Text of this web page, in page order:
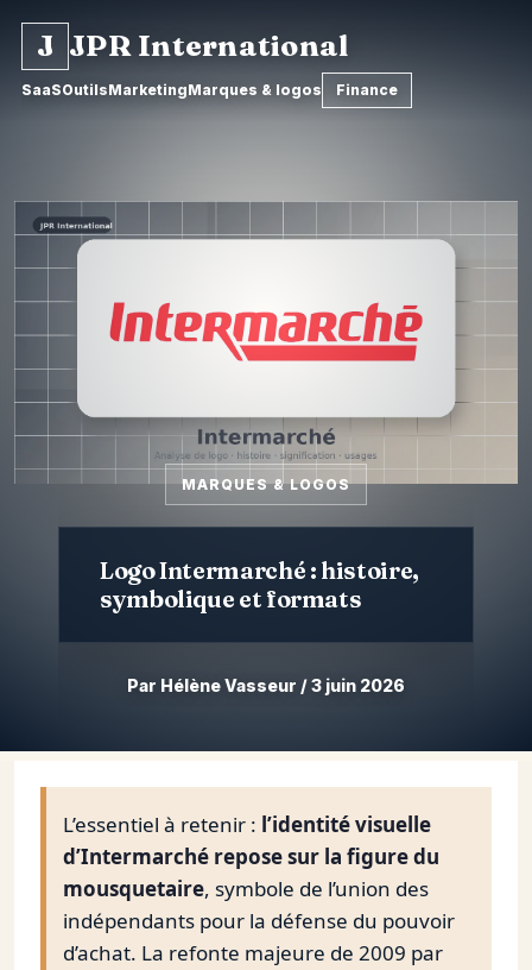
J JPR International
SaaSOutilsMarketingMarques & logos Finance
MARQUES & LOGOS
Logo Intermarché : histoire,
symbolique et formats
Par Hélène Vasseur / 3 juin 2026
L’essentiel à retenir : l’identité visuelle
d’Intermarché repose sur la figure du
mousquetaire, symbole de l’union des
indépendants pour la défense du pouvoir
d’achat. La refonte majeure de 2009 par